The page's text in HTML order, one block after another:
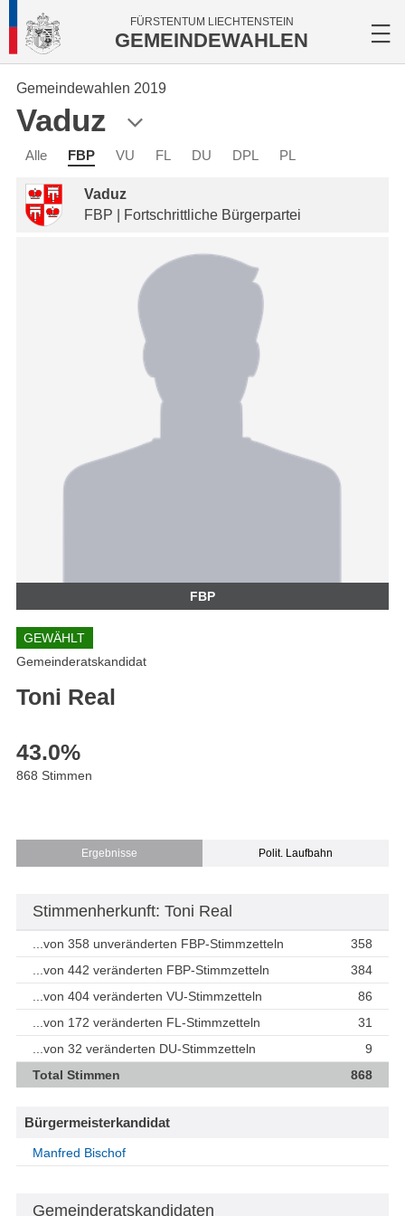
FÜRSTENTUM LIECHTENSTEIN
GEMEINDEWAHLEN
Gemeindewahlen 2019
Vaduz
Alle FBP VU FL DU DPL PL
Vaduz
FBP | Fortschrittliche Bürgerpartei
FBP
GEWÄHLT
Gemeinderatskandidat
Toni Real
43.0%
868 Stimmen
Ergebnisse Polit. Laufbahn
Stimmenherkunft: Toni Real
...von 358 unveränderten FBP-Stimmzetteln
358
...von 442 veränderten FBP-Stimmzetteln
384
...von 404 veränderten VU-Stimmzetteln
86
...von 172 veränderten FL-Stimmzetteln
31
...von 32 veränderten DU-Stimmzetteln
9
Total Stimmen
868
Bürgermeisterkandidat
Manfred Bischof
Gemeinderatskandidaten